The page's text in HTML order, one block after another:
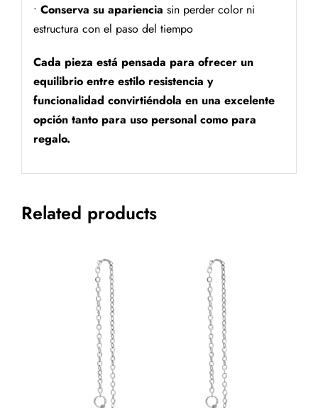
• Conserva su apariencia sin perder color ni
estructura con el paso del tiempo
Cada pieza está pensada para ofrecer un
equilibrio entre estilo resistencia y
funcionalidad convirtiéndola en una excelente
opción tanto para uso personal como para
regalo.
Related products